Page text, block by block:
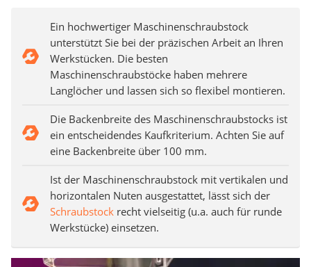
Ein hochwertiger Maschinenschraubstock
unterstützt Sie bei der präzischen Arbeit an Ihren
Werkstücken. Die besten
Maschinenschraubstöcke haben mehrere
Langlöcher und lassen sich so flexibel montieren.
Die Backenbreite des Maschinenschraubstocks ist
ein entscheidendes Kaufkriterium. Achten Sie auf
eine Backenbreite über 100 mm.
Ist der Maschinenschraubstock mit vertikalen und
horizontalen Nuten ausgestattet, lässt sich der
Schraubstock recht vielseitig (u.a. auch für runde
Werkstücke) einsetzen.